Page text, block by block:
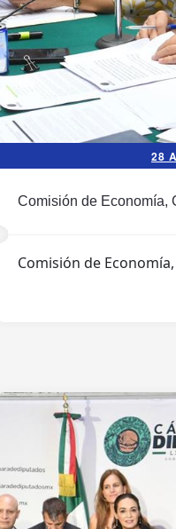
28
Comisión de Economía,
Comisión de